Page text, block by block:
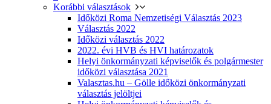
Korábbi választások
Időközi Roma Nemzetiségi Választás 2023
Választás 2022
Időközi választás 2022
2022. évi HVB és HVI határozatok
Helyi önkormányzati képviselők és polgármester
időközi választása 2021
Valasztas.hu – Gölle időközi önkormányzati
választás jelöltjei